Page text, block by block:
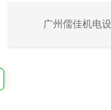
广州儒佳机电